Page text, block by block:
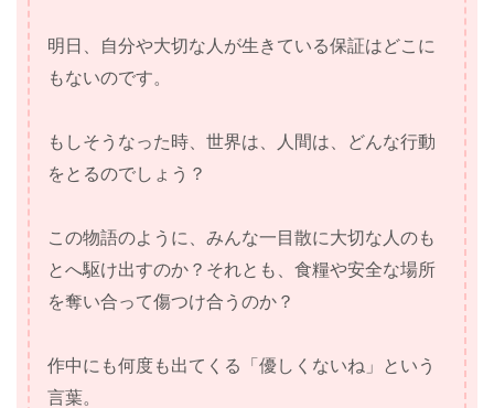
明日、自分や大切な人が生きている保証はどこに
もないのです。
もしそうなった時、世界は、人間は、どんな行動
をとるのでしょう？
この物語のように、みんな一目散に大切な人のも
とへ駆け出すのか？それとも、食糧や安全な場所
を奪い合って傷つけ合うのか？
作中にも何度も出てくる「優しくないね」という
言葉。